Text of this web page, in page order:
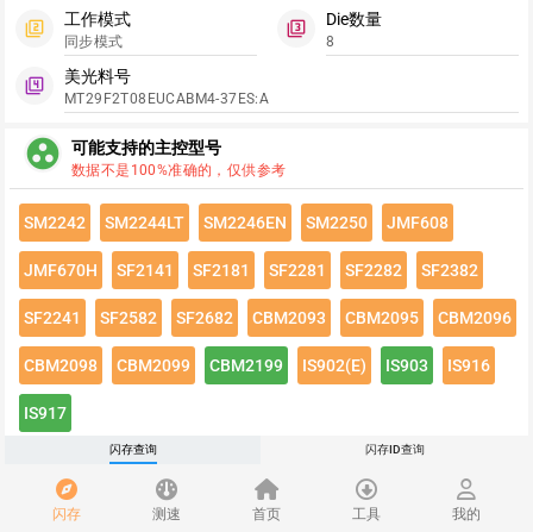
闪存 测速 首页 工具 我的
filter_2
工作模式
同步模式
filter_3
Die数量
8
filter_4
美光料号
MT29F2T08EUCABM4-37ES:A
group_work 可能支持的主控型号
数据不是100%准确的，仅供参考
SM2242 SM2244LT SM2246EN SM2250 JMF608
JMF670H SF2141 SF2181 SF2281 SF2282 SF2382
SF2241 SF2582 SF2682 CBM2093 CBM2095 CBM2096
CBM2098 CBM2099 CBM2199 IS902(E) IS903 IS916
IS917
点击绿色按钮有惊喜哦~
闪存速度
闪存查询 闪存ID查询